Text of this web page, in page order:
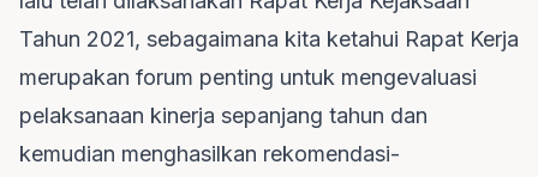
Tahun 2021, sebagaimana kita ketahui Rapat Kerja
merupakan forum penting untuk mengevaluasi
pelaksanaan kinerja sepanjang tahun dan
kemudian menghasilkan rekomendasi-